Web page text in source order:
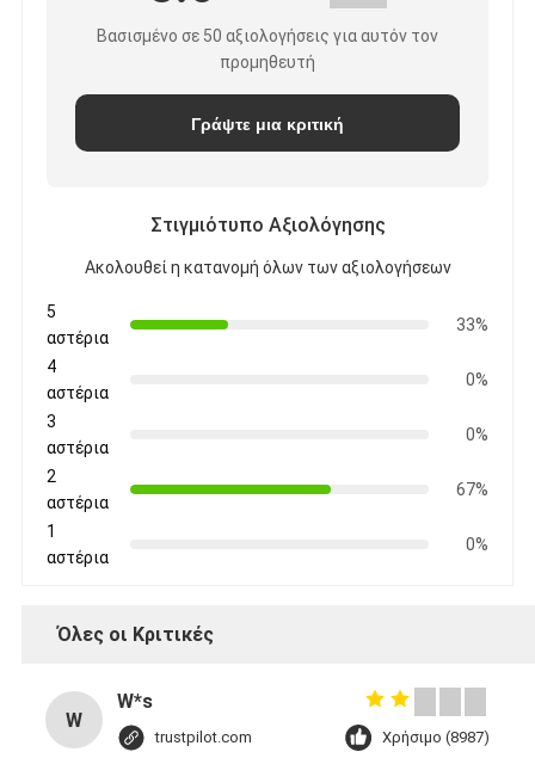
Βασισμένο σε 50 αξιολογήσεις για αυτόν τον
προμηθευτή
Γράψτε μια κριτική
Στιγμιότυπο Αξιολόγησης
Ακολουθεί η κατανομή όλων των αξιολογήσεων
5
αστέρια
33%
4
αστέρια
0%
3
αστέρια
0%
2
αστέρια
67%
1
αστέρια
0%
Όλες οι Κριτικές
W
W*s
trustpilot.com Χρήσιμο (8987)